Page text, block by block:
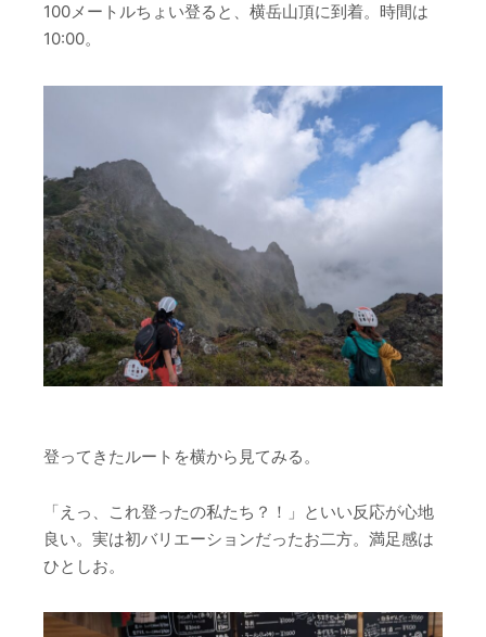
100メートルちょい登ると、横岳山頂に到着。時間は
10:00。
登ってきたルートを横から見てみる。
「えっ、これ登ったの私たち？！」といい反応が心地
良い。実は初バリエーションだったお二方。満足感は
ひとしお。